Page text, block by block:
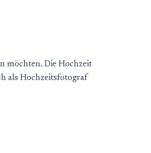
möchten. Die Hochzeit
als Hochzeitsfotograf